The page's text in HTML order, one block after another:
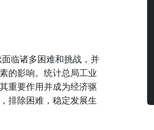
临诸多困难和挑战，并
的影响。统计总局工业
重要作用并成为经济驱
排除困难，稳定发展生